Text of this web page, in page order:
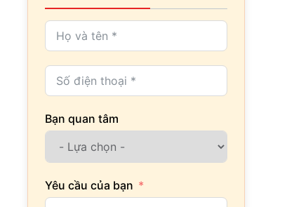
Bạn quan tâm
Yêu cầu của bạn